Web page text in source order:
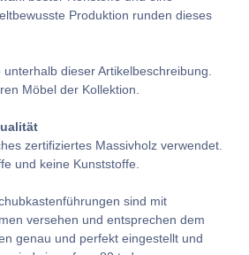
Produktion runden dieses
dieser Artikelbeschreibung.
Möbel der Kollektion.
zertifiziertes Massivholz verwendet.
und keine Kunststoffe.
sind mit
versehen und entsprechen dem
genau und perfekt eingestellt und